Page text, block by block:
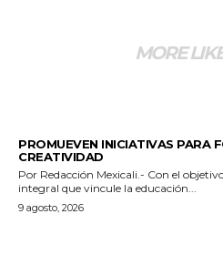
MORE
PROMUEVEN INICIATIVAS PARA
CREATIVIDAD
Por Redacción Mexicali.- Con el objetivo de construir un ecosistema
integral que vincule la educación...
9 agosto, 2026